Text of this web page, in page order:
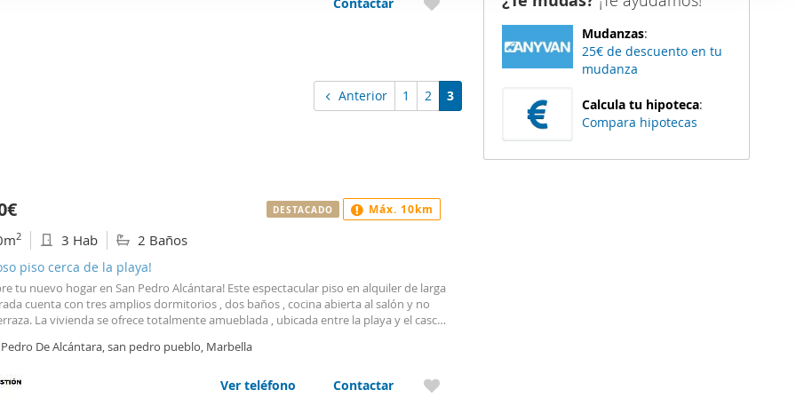
se usan para personalizar el contenido y los anuncios, ofrecer funciones
que les haya proporcionado o que hayan recopilado a partir del uso
Anterior 1 2 3
2 3 Hab 2 Baños
piso cerca de la playa!
tu nuevo hogar en San Pedro Alcántara! Este espectacular piso en alquiler de larga
cuenta con tres amplios dormitorios , dos baños , cocina abierta al salón y no
La vivienda se ofrece totalmente amueblada , ubicada entre la playa y el casco
y zonas de compras. Con 120 m construidos y una orientación sur que
y estilo. Moderno, seguro, con parking subterráneo, puedes disfrutar de todo lo
De Alcántara, san pedro pueblo, Marbella
Ver teléfono Contactar
DESTACADO Máx. 10km
Mudanzas:
25€ de descuento en tu
mudanza
Calcula tu hipoteca:
Compara hipotecas